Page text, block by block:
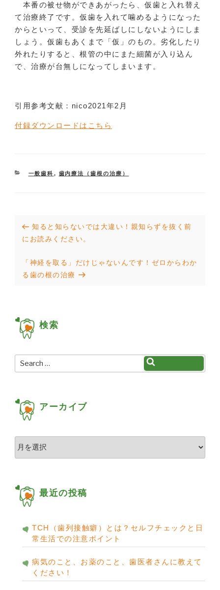
本番の被せ物ができあがったら、仮歯と入れ替え
て治療終了です。仮歯を入れて噛めるようになった
からといって、受診を先延ばしにしないようにしま
しょう。仮歯もあくまで「仮」のもの。劣化したり
外れたりすると、根管の中にまた細菌が入り込ん
で、治療が台無しになってしまいます。
引用参考文献：nico2021年2月
付録ダウンロードはこちら
CATEGORIES
一般歯科 , 歯内療法（歯根の治療）
投
稿
ビ
シ
ョ
ン
Previous
Post
知ると知らないでは大違い！親知らずを抜く前
にお読みください。
Next
Post
「神経を取る」だけじゃないんです！ゼロからわか
る歯の根の治療
検索
Search
for:
アーカイブ
ア
ブ
最近の投稿
TCH（歯列接触癖）とは？セルフチェックと日
常生活での注意ポイント
病気のこと、お薬のこと、歯医者さんに教えて
ください！